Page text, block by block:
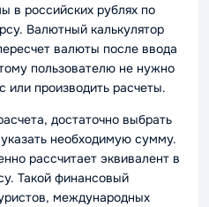
в российских рублях по
Валютный калькулятор
валюты после ввода
пользователю не нужно
или производить расчеты.
достаточно выбрать
необходимую сумму.
рассчитает эквивалент в
Такой финансовый
международных